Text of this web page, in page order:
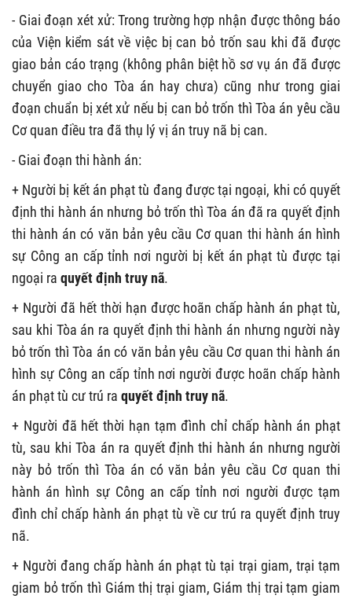
- Giai đoạn xét xử: Trong trường hợp nhận được thông báo
của Viện kiểm sát về việc bị can bỏ trốn sau khi đã được
giao bản cáo trạng (không phân biệt hồ sơ vụ án đã được
chuyển giao cho Tòa án hay chưa) cũng như trong giai
đoạn chuẩn bị xét xử nếu bị can bỏ trốn thì Tòa án yêu cầu
Cơ quan điều tra đã thụ lý vị án truy nã bị can.
- Giai đoạn thi hành án:
+ Người bị kết án phạt tù đang được tại ngoại, khi có quyết
định thi hành án nhưng bỏ trốn thì Tòa án đã ra quyết định
thi hành án có văn bản yêu cầu Cơ quan thi hành án hình
sự Công an cấp tỉnh nơi người bị kết án phạt tù được tại
ngoại ra quyết định truy nã.
+ Người đã hết thời hạn được hoãn chấp hành án phạt tù,
sau khi Tòa án ra quyết định thi hành án nhưng người này
bỏ trốn thì Tòa án có văn bản yêu cầu Cơ quan thi hành án
hình sự Công an cấp tỉnh nơi người được hoãn chấp hành
án phạt tù cư trú ra quyết định truy nã.
+ Người đã hết thời hạn tạm đình chỉ chấp hành án phạt
tù, sau khi Tòa án ra quyết định thi hành án nhưng người
này bỏ trốn thì Tòa án có văn bản yêu cầu Cơ quan thi
hành án hình sự Công an cấp tỉnh nơi người được tạm
đình chỉ chấp hành án phạt tù về cư trú ra quyết định truy
nã.
+ Người đang chấp hành án phạt tù tại trại giam, trại tạm
giam bỏ trốn thì Giám thị trại giam, Giám thị trại tạm giam